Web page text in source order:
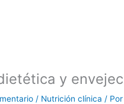
y
/ Nutrición clínica /